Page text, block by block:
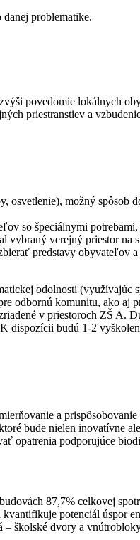
problematike.
povedomie lokálnych
priestranstiev a
osvetlenie), možný spôsob
so špeciálnymi
vybraný verejný priestor na
predstavy obyvateľov
odolnosti (využívajúc
odbornú komunitu, ako
v priestoroch ZŠ A.
dispozícii budú 1-2
a
bude nielen inovatívne
opatrenia podporujúce
87,7% celkovej
potenciál úspor
školské dvory a